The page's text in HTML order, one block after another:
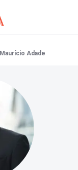
Maurício Adade